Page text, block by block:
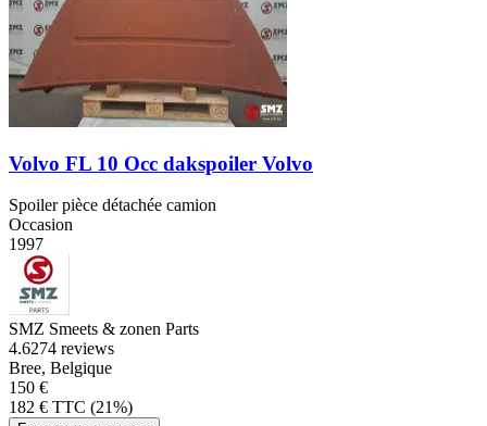
Volvo FL 10 Occ dakspoiler Volvo
Spoiler pièce détachée camion
Occasion
1997
SMZ Smeets & zonen Parts
4.6274 reviews
Bree, Belgique
150 €
182 € TTC (21%)